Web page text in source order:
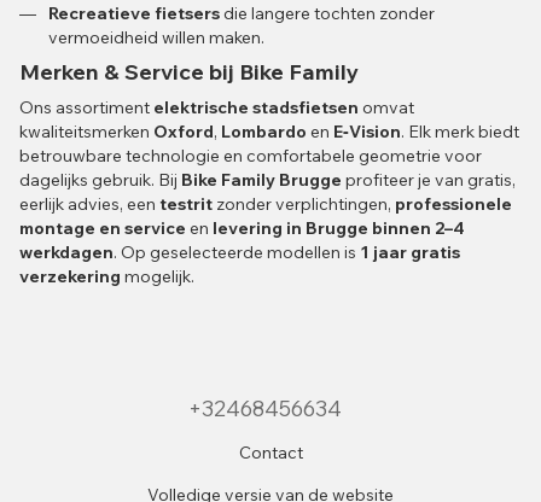
Recreatieve fietsersdie langere tochten zonder
vermoeidheid willen maken.
Merken & Service bij Bike Family
Ons assortiment elektrische stadsfietsen omvat
kwaliteitsmerken Oxford, Lombardo en E‑Vision. Elk merk biedt
betrouwbare technologie en comfortabele geometrie voor
dagelijks gebruik. Bij Bike Family Brugge profiteer je van gratis,
eerlijk advies, een testrit zonder verplichtingen, professionele
montage en service en levering in Brugge binnen 2–4
werkdagen. Op geselecteerde modellen is 1 jaar gratis
verzekering mogelijk.
+32468456634
Contact
Volledige versie van de website